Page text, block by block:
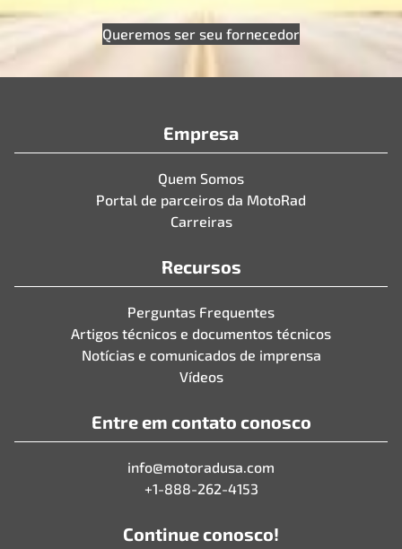
Queremos ser seu fornecedor
Empresa
Quem Somos
Portal de parceiros da MotoRad
Carreiras
Recursos
Perguntas Frequentes
Artigos técnicos e documentos técnicos
Notícias e comunicados de imprensa
Vídeos
Entre em contato conosco
info@motoradusa.com
+1-888-262-4153
Continue conosco!